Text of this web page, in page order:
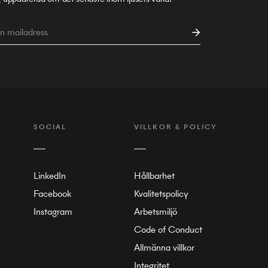
SOCIAL
LinkedIn
Facebook
Instagram
VILLKOR & POLICY
Hållbarhet
Kvalitetspolicy
Arbetsmiljö
Code of Conduct
Allmänna villkor
Integritet